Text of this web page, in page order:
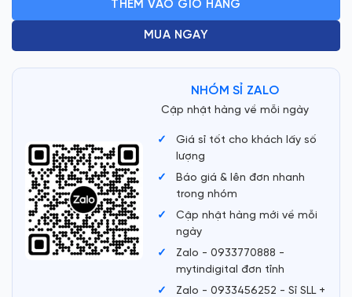
THÊM VÀO GIỎ HÀNG
MUA NGAY
NHÓM SỈ ZALO
Cập nhật hàng về mỗi ngày
Giá sỉ tốt cho khách lấy số
lượng
Báo giá & lên đơn nhanh
trong nhóm
Cập nhật hàng mới về mỗi
ngày
Zalo - 0933770888 -
mytindigital đơn tỉnh
Zalo - 0933456252 - Sỉ SLL +